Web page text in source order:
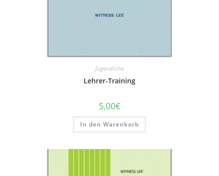
Jugendliche
Lehrer-Training
5,00€
In den Warenkorb